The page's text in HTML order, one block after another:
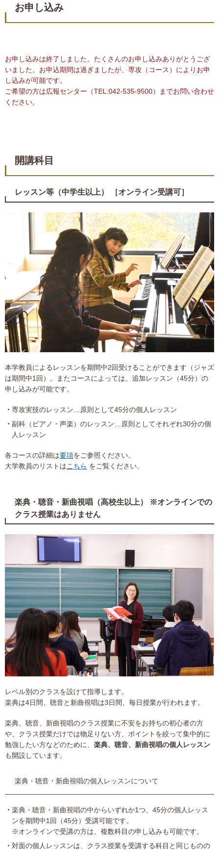
お申し込み
お申し込みは終了しました。たくさんのお申し込みありがとうござ
いました。お申込期間は過ぎましたが、専攻（コース）によりお申
し込みが可能です。
ご希望の方は広報センター（TEL:042-535-9500）までお問い合わせ
ください。
開講科目
レッスン等（中学生以上） ［オンライン受講可］
本学教員によるレッスンを期間中2回受けることができます（ジャズ
は期間中1回）。またコースによっては、追加レッスン（45分）の
申し込みが可能です。
専攻実技のレッスン…原則として45分の個人レッスン
副科（ピアノ・声楽）のレッスン…原則としてそれぞれ30分の個
人レッスン
各コースの詳細は要項をご参照ください。
大学教員のリストはこちら をご覧ください。
楽典・聴音・新曲視唱（高校生以上） ※オンラインでの
クラス授業はありません
レベル別のクラスを設けて指導します。
楽典は4日間、聴音と新曲視唱は3日間、毎日授業が行われます。
楽典、聴音、新曲視唱のクラス授業に不安をお持ちの初心者の方
や、クラス授業だけでは物足りない方、ポイントを絞って集中的に
勉強したい方などのために、 楽典、聴音、新曲視唱の個人レッスン
も開設しています。
楽典・聴音・新曲視唱の個人レッスンについて
楽典・聴音・新曲視唱の中からいずれか1つ、45分の個人レッス
ンを期間中1回（45分）受講可能です。
※オンラインで受講の方は、複数科目の申し込みも可能です。
対面の個人レッスンは、クラス授業を受講する科目と同じものの